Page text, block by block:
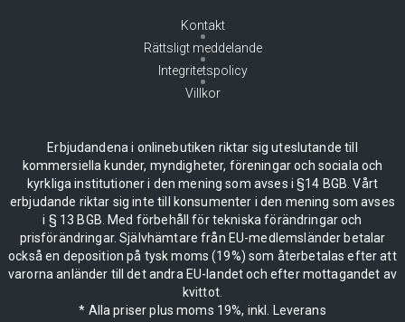
Kontakt
Rättsligt meddelande
Integritetspolicy
Villkor
Erbjudandena i onlinebutiken riktar sig uteslutande till
kommersiella kunder, myndigheter, föreningar och sociala och
kyrkliga institutioner i den mening som avses i §14 BGB. Vårt
erbjudande riktar sig inte till konsumenter i den mening som avses
i § 13 BGB. Med förbehåll för tekniska förändringar och
prisförändringar. Självhämtare från EU-medlemsländer betalar
också en deposition på tysk moms (19%) som återbetalas efter att
varorna anländer till det andra EU-landet och efter mottagandet av
kvittot.
* Alla priser plus moms 19%, inkl. Leverans